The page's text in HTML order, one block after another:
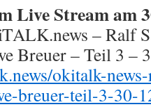
Live Stream am
– Ralf
Breuer – Teil 3 –
okitalk-
breuer-teil-3-30-